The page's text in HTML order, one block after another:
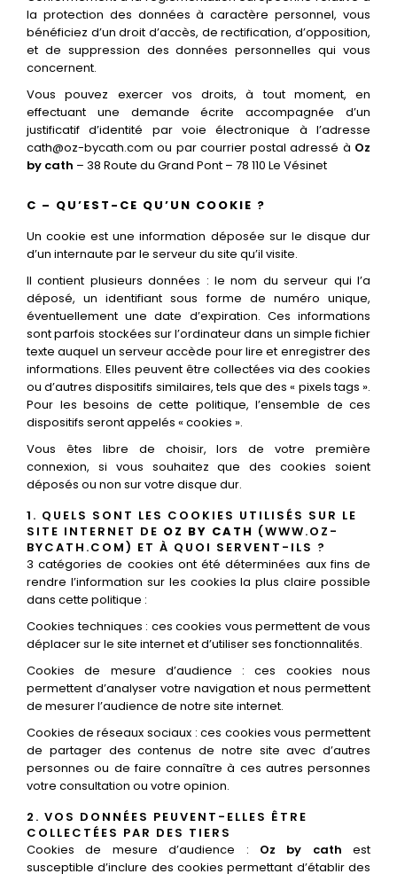
la protection des données à caractère personnel, vous
bénéficiez d’un droit d’accès, de rectification, d’opposition,
et de suppression des données personnelles qui vous
concernent.
Vous pouvez exercer vos droits, à tout moment, en
effectuant une demande écrite accompagnée d’un
justificatif d’identité par voie électronique à l’adresse
cath@oz-bycath.com ou par courrier postal adressé à Oz
by cath – 38 Route du Grand Pont – 78 110 Le Vésinet
C – QU’EST-CE QU’UN COOKIE ?
Un cookie est une information déposée sur le disque dur
d’un internaute par le serveur du site qu’il visite.
Il contient plusieurs données : le nom du serveur qui l’a
déposé, un identifiant sous forme de numéro unique,
éventuellement une date d’expiration. Ces informations
sont parfois stockées sur l’ordinateur dans un simple fichier
texte auquel un serveur accède pour lire et enregistrer des
informations. Elles peuvent être collectées via des cookies
ou d’autres dispositifs similaires, tels que des « pixels tags ».
Pour les besoins de cette politique, l’ensemble de ces
dispositifs seront appelés « cookies ».
Vous êtes libre de choisir, lors de votre première
connexion, si vous souhaitez que des cookies soient
déposés ou non sur votre disque dur.
1. QUELS SONT LES COOKIES UTILISÉS SUR LE
SITE INTERNET DE OZ BY CATH (WWW.OZ-
BYCATH.COM) ET À QUOI SERVENT-ILS ?
3 catégories de cookies ont été déterminées aux fins de
rendre l’information sur les cookies la plus claire possible
dans cette politique :
Cookies techniques : ces cookies vous permettent de vous
déplacer sur le site internet et d’utiliser ses fonctionnalités.
Cookies de mesure d’audience : ces cookies nous
permettent d’analyser votre navigation et nous permettent
de mesurer l’audience de notre site internet.
Cookies de réseaux sociaux : ces cookies vous permettent
de partager des contenus de notre site avec d’autres
personnes ou de faire connaître à ces autres personnes
votre consultation ou votre opinion.
2. VOS DONNÉES PEUVENT-ELLES ÊTRE
COLLECTÉES PAR DES TIERS
Cookies de mesure d’audience : Oz by cath est
susceptible d’inclure des cookies permettant d’établir des